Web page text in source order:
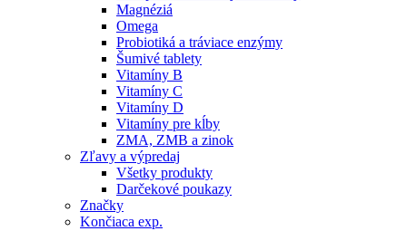
Magnéziá
Omega
Probiotiká a tráviace enzýmy
Šumivé tablety
Vitamíny B
Vitamíny C
Vitamíny D
Vitamíny pre kĺby
ZMA, ZMB a zinok
Zľavy a výpredaj
Všetky produkty
Darčekové poukazy
Značky
Končiaca exp.